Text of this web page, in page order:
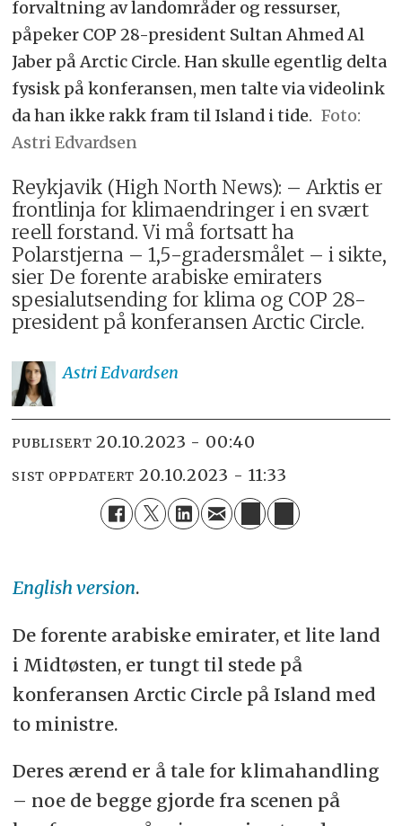
forvaltning av landområder og ressurser,
påpeker COP 28-president Sultan Ahmed Al
Jaber på Arctic Circle. Han skulle egentlig delta
fysisk på konferansen, men talte via videolink
da han ikke rakk fram til Island i tide.
Astri Edvardsen
Reykjavik (High North News): – Arktis er
frontlinja for klimaendringer i en svært
reell forstand. Vi må fortsatt ha
Polarstjerna – 1,5-gradersmålet – i sikte,
sier De forente arabiske emiraters
spesialutsending for klima og COP 28-
president på konferansen Arctic Circle.
AstriEdvardsen
PUBLISERT 20.10.2023 - 00:40
SIST OPPDATERT 20.10.2023 - 11:33
English version.
De forente arabiske emirater, et lite land
i Midtøsten, er tungt til stede på
konferansen Arctic Circle på Island med
to ministre.
Deres ærend er å tale for klimahandling
– noe de begge gjorde fra scenen på